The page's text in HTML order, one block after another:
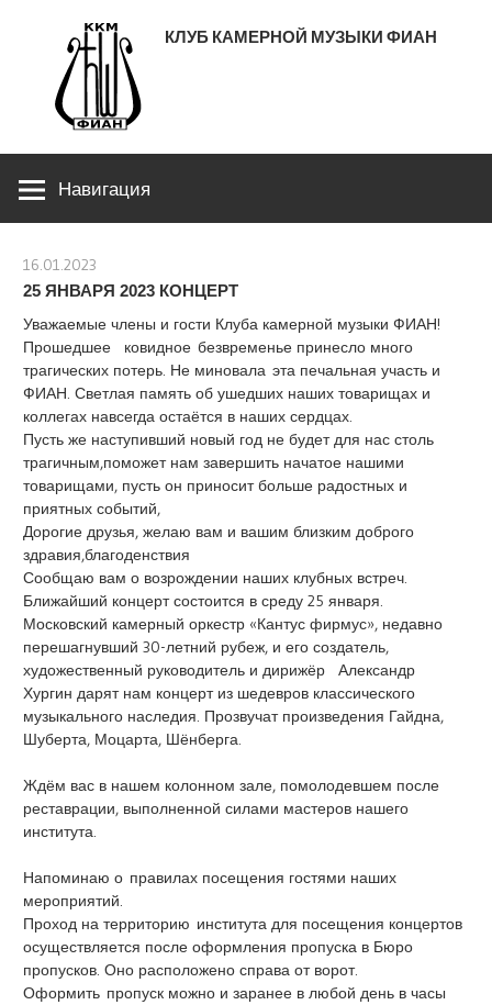
содержимому
КЛУБ КАМЕРНОЙ МУЗЫКИ ФИАН
ЛЕНИНСКИЙ ПРОСПЕКТ 53
Навигация
16.01.2023
25 ЯНВАРЯ 2023 КОНЦЕРТ
Уважаемые члены и гости Клуба камерной музыки ФИАН!
Прошедшее ковидное безвременье принесло много
трагических потерь. Не миновала эта печальная участь и
ФИАН. Светлая память об ушедших наших товарищах и
коллегах навсегда остаётся в наших сердцах.
Пусть же наступивший новый год не будет для нас столь
трагичным,поможет нам завершить начатое нашими
товарищами, пусть он приносит больше радостных и
приятных событий,
Дорогие друзья, желаю вам и вашим близким доброго
здравия,благоденствия
Сообщаю вам о возрождении наших клубных встреч.
Ближайший концерт состоится в среду 25 января.
Московский камерный оркестр «Кантус фирмус», недавно
перешагнувший 30-летний рубеж, и его создатель,
художественный руководитель и дирижёр Александр
Хургин дарят нам концерт из шедевров классического
музыкального наследия. Прозвучат произведения Гайдна,
Шуберта, Моцарта, Шёнберга.
Ждём вас в нашем колонном зале, помолодевшем после
реставрации, выполненной силами мастеров нашего
института.
Напоминаю о правилах посещения гостями наших
мероприятий.
Проход на территорию института для посещения концертов
осуществляется после оформления пропуска в Бюро
пропусков. Оно расположено справа от ворот.
Оформить пропуск можно и заранее в любой день в часы